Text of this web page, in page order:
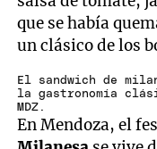
que se había
un clásico de los
El sandwich de
la gastronomía
MDZ.
En Mendoza, el